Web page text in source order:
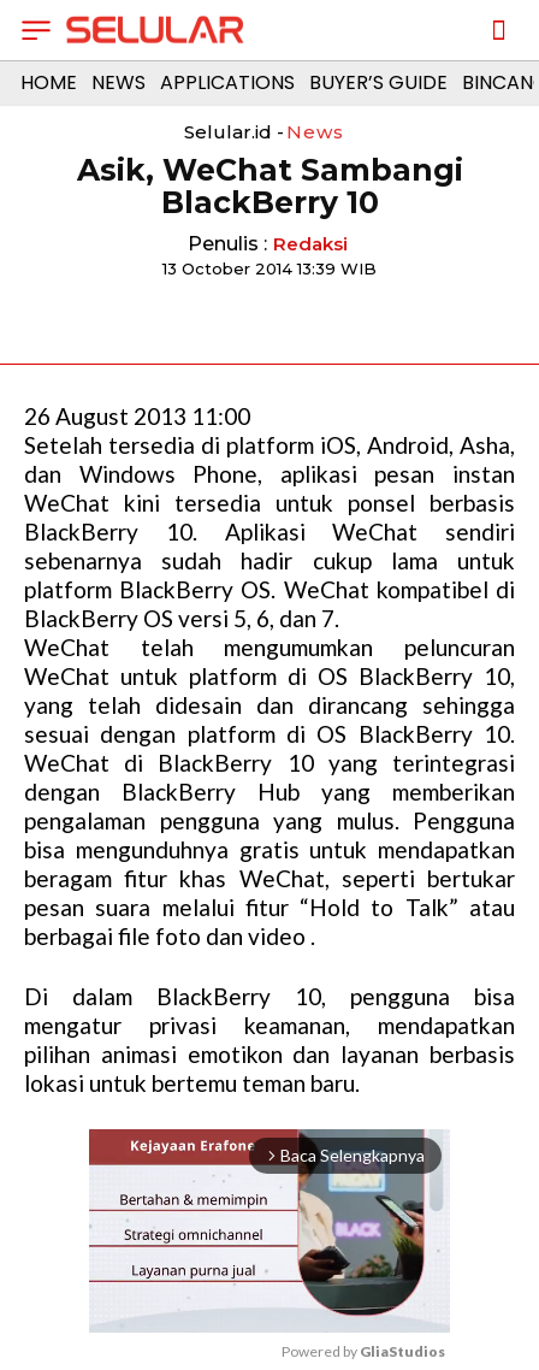
HOME NEWS APPLICATIONS BUYER’S GUIDE
Selular.id - News
Asik, WeChat Sambangi
BlackBerry 10
Penulis : Redaksi
13 October 2014 13:39 WIB
26 August 2013 11:00
Setelah tersedia di platform iOS, Android, Asha,
dan Windows Phone, aplikasi pesan instan
WeChat kini tersedia untuk ponsel berbasis
BlackBerry 10. Aplikasi WeChat sendiri
sebenarnya sudah hadir cukup lama untuk
platform BlackBerry OS. WeChat kompatibel di
BlackBerry OS versi 5, 6, dan 7.
WeChat telah mengumumkan peluncuran
WeChat untuk platform di OS BlackBerry 10,
yang telah didesain dan dirancang sehingga
sesuai dengan platform di OS BlackBerry 10.
WeChat di BlackBerry 10 yang terintegrasi
dengan BlackBerry Hub yang memberikan
pengalaman pengguna yang mulus. Pengguna
bisa mengunduhnya gratis untuk mendapatkan
beragam fitur khas WeChat, seperti bertukar
pesan suara melalui fitur “Hold to Talk” atau
berbagai file foto dan video .
Di dalam BlackBerry 10, pengguna bisa
mengatur privasi keamanan, mendapatkan
pilihan animasi emotikon dan layanan berbasis
lokasi untuk bertemu teman baru.
arrow_forward_ios Baca Selengkapnya
Powered by GliaStudios